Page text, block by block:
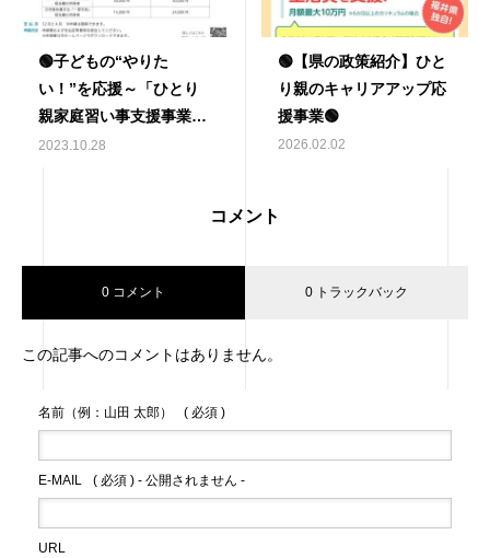
🟢子どもの“やりた
い！”を応援～「ひとり
親家庭習い事支援事業」
がスタート（鯖江市な
2023.10.28
🟢【県の政策紹介】ひと
り親のキャリアアップ応
援事業🟢
2026.02.02
コメント
0 コメント 0 トラックバック
この記事へのコメントはありません。
名前（例：山田 太郎） ( 必須 )
E-MAIL ( 必須 ) - 公開されません -
URL